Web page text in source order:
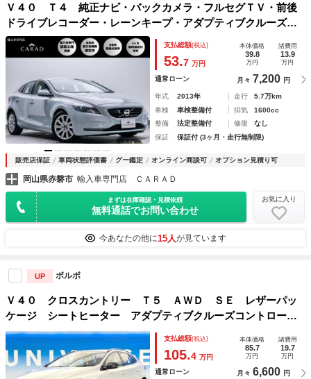
Ｖ４０ Ｔ４ 純正ナビ・バックカメラ・フルセグＴＶ・前後
ドライブレコーダー・レーンキープ・アダプティブクルーズコ
ントロール・ソナーセンサー・アイドリングストップ・ＢＬＩ
Ｓ・シートヒーター・シートメモリー・ＥＴＣ
支払総額(税込)
53.7 万円
本体価格
39.8
万円
諸費用
13.9
万円
通常ローン 月々 7,200 円
年式 2013年 走行
5.7万km
車検
車検整備付 排気
1600cc
整備
法定整備付 修復
なし
保証
保証付 (3ヶ月・走行無制限)
販売店保証 車両状態評価書 グー鑑定 オンライン商談可 オプション見積り可
岡山県赤磐市 輸入車専門店 ＣＡＲＡＤ
まずは在庫確認・見積依頼
無料通話でお問い合わせ
お気に入り
今あなたの他に15人が見ています
UP ボルボ
Ｖ４０ クロスカントリー Ｔ５ ＡＷＤ ＳＥ レザーパッ
ケージ シートヒーター アダプティブクルーズコントロー
ル 純正ナビ Ｂｌｕｅｔｏｏｔｈ バックカメラ クリアラ
ンスソナー ＨＩＤヘッドライト オートエアコン ＥＴＣ
禁煙車
支払総額(税込)
105.4 万円
本体価格
85.7
万円
諸費用
19.7
万円
通常ローン 月々 6,600 円